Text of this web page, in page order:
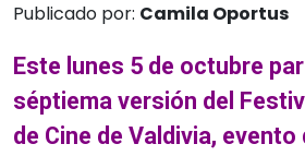
Publicado por: Camila Oportus
Este lunes 5 de octubre
séptiema versión del
de Cine de Valdivia,